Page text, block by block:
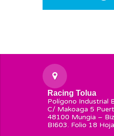
Racing Tolua
Polígono Industrial
C/ Makoaga 5
48100 Mungia –
BI603. Folio 18